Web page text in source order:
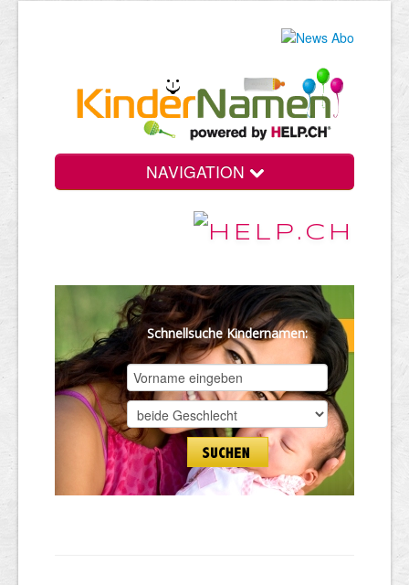
NAVIGATION
Schnellsuche Kindernamen: